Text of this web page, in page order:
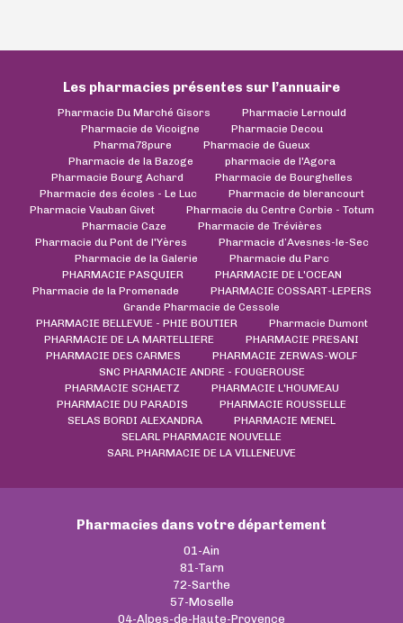
Les pharmacies présentes sur l’annuaire
Pharmacie Du Marché Gisors
Pharmacie Lernould
Pharmacie de Vicoigne
Pharmacie Decou
Pharma78pure
Pharmacie de Gueux
Pharmacie de la Bazoge
pharmacie de l'Agora
Pharmacie Bourg Achard
Pharmacie de Bourghelles
Pharmacie des écoles - Le Luc
Pharmacie de blerancourt
Pharmacie Vauban Givet
Pharmacie du Centre Corbie - Totum
Pharmacie Caze
Pharmacie de Trévières
Pharmacie du Pont de l'Yères
Pharmacie d’Avesnes-le-Sec
Pharmacie de la Galerie
Pharmacie du Parc
PHARMACIE PASQUIER
PHARMACIE DE L'OCEAN
Pharmacie de la Promenade
PHARMACIE COSSART-LEPERS
Grande Pharmacie de Cessole
PHARMACIE BELLEVUE - PHIE BOUTIER
Pharmacie Dumont
PHARMACIE DE LA MARTELLIERE
PHARMACIE PRESANI
PHARMACIE DES CARMES
PHARMACIE ZERWAS-WOLF
SNC PHARMACIE ANDRE - FOUGEROUSE
PHARMACIE SCHAETZ
PHARMACIE L'HOUMEAU
PHARMACIE DU PARADIS
PHARMACIE ROUSSELLE
SELAS BORDI ALEXANDRA
PHARMACIE MENEL
SELARL PHARMACIE NOUVELLE
SARL PHARMACIE DE LA VILLENEUVE
Pharmacies dans votre département
01-Ain
81-Tarn
72-Sarthe
57-Moselle
04-Alpes-de-Haute-Provence